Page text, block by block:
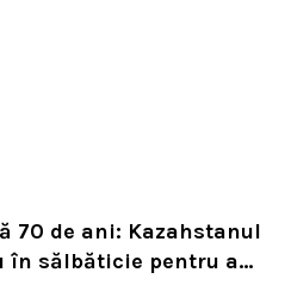
70 de ani: Kazahstanul
sălbăticie pentru a